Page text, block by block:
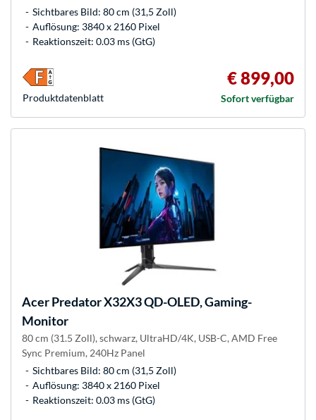
Sichtbares Bild: 80 cm (31,5 Zoll)
Auflösung: 3840 x 2160 Pixel
Reaktionszeit: 0.03 ms (GtG)
€ 899,00
Sofort verfügbar
Produkt­datenblatt
AcerPredator X32X3 QD-OLED, Gaming-
Monitor
80 cm (31.5 Zoll), schwarz, UltraHD/4K, USB-C, AMD Free
Sync Premium, 240Hz Panel
Sichtbares Bild: 80 cm (31,5 Zoll)
Auflösung: 3840 x 2160 Pixel
Reaktionszeit: 0.03 ms (GtG)